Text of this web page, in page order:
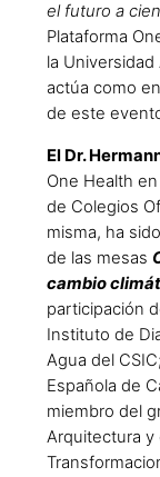
el futuro a
Plataforma
la
actúa como
de este
El Dr.
One Health
de Colegios
misma, ha
de las mesas
cambio
participación
Instituto de
Agua del CSIC;
Española de
miembro del
Arquitectura y